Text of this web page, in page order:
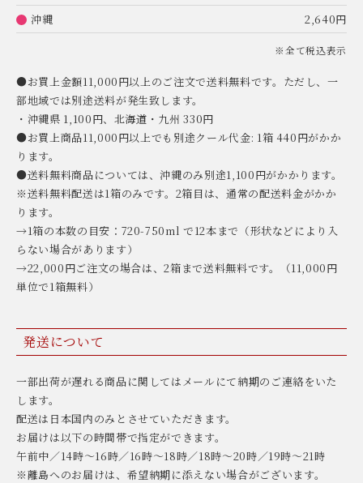
沖縄 2,640円
※全て税込表示
●お買上金額11,000円以上のご注文で送料無料です。ただし、一
部地域では別途送料が発生致します。
・沖縄県 1,100円、北海道・九州 330円
●お買上商品11,000円以上でも別途クール代金: 1箱 440円がかか
ります。
●送料無料商品については、沖縄のみ別途1,100円がかかります。
※送料無料配送は1箱のみです。2箱目は、通常の配送料金がかか
ります。
→1箱の本数の目安：720-750ml で12本まで（形状などにより入
らない場合があります）
→22,000円ご注文の場合は、2箱まで送料無料です。（11,000円
単位で1箱無料）
発送について
一部出荷が遅れる商品に関してはメールにて納期のご連絡をいた
します。
配送は日本国内のみとさせていただきます。
お届けは以下の時間帯で指定ができます。
午前中／14時〜16時／16時〜18時／18時〜20時／19時〜21時
※離島へのお届けは、希望納期に添えない場合がございます。